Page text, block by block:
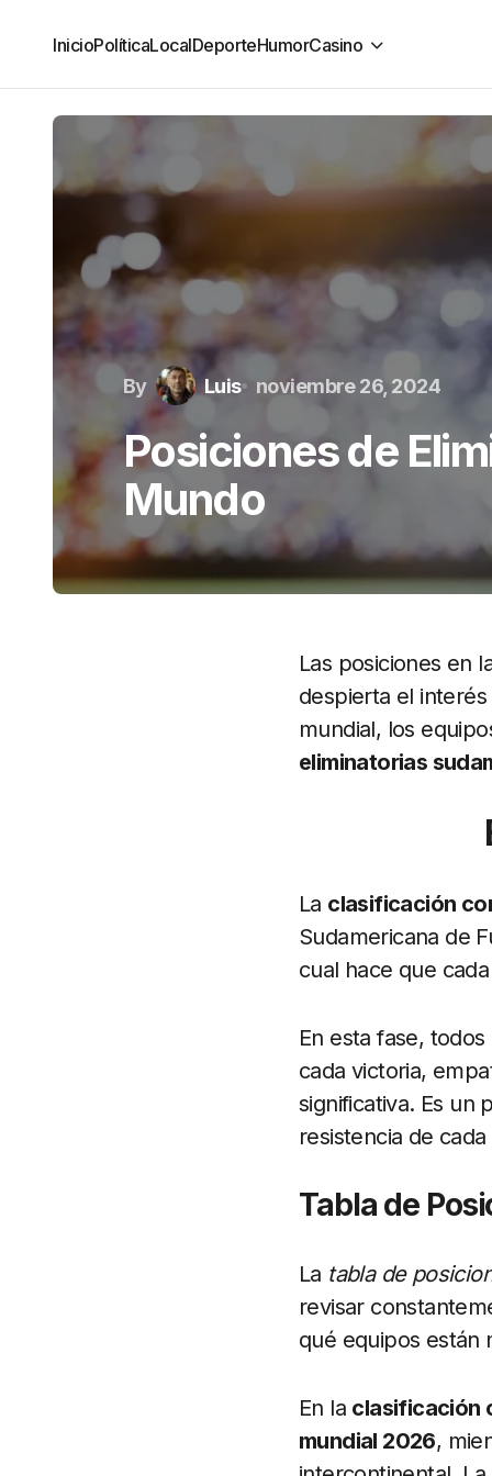
InicioPolíticaLocalDeporteHumorCasino
By Luis noviembre 26, 2024
Posiciones de
Mundo
Las posiciones en
despierta el
mundial, los
eliminatorias
La clasificación
Sudamericana de
cual hace que
En esta fase,
cada victoria,
significativa. Es un
resistencia de
Tabla de
La tabla de
revisar
qué equipos están
En la clasificación
mundial 2026,